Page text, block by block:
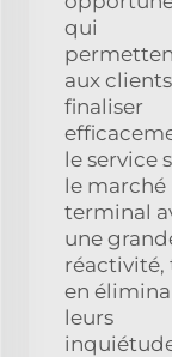
qui
aux
finaliser
le service
le marché
terminal
une
réactivité,
en
leurs